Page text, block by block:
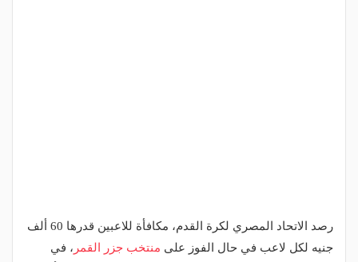
رصد الاتحاد المصري لكرة القدم، مكافأة للاعبين قدرها 60 ألف
جنيه لكل لاعب في حال الفوز على منتخب جزر القمر ، في